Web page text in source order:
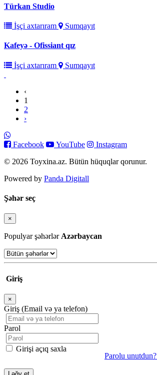
Türkan Studio
İşçi axtarıram Sumqayıt
Kafeyə - Ofissiant qız
İşçi axtarıram Sumqayıt
‹
1
2
›
Facebook YouTube
Instagram
© 2026 Toyxina.az. Bütün hüquqlar qorunur.
Powered by Panda Digitall
Şəhər seç
×
Bağla
Populyar şəhərlər Azərbaycan
Giriş
×
Bağla
Giriş (Email və ya telefon)
Parol
Girişi açıq saxla
Parolu unutdun?